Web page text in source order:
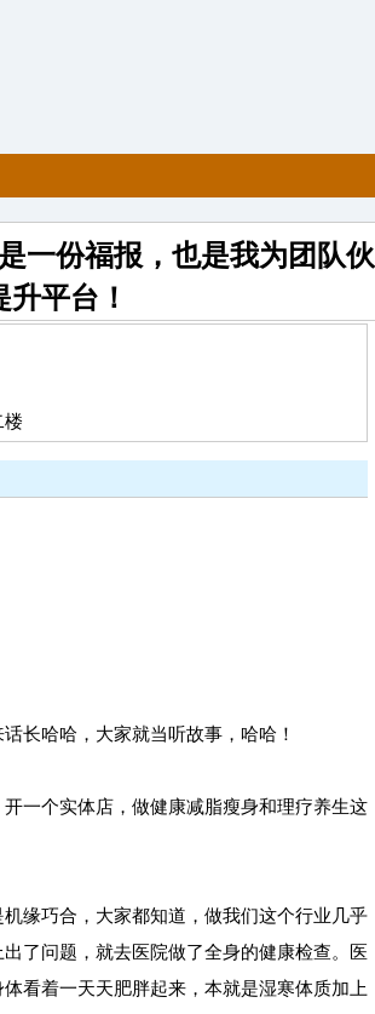
一份福报，也是我为团队伙
平台！
楼
长哈哈，大家就当听故事，哈哈！
一个实体店，做健康减脂瘦身和理疗养生这
缘巧合，大家都知道，做我们这个行业几乎
了问题，就去医院做了全身的健康检查。医
看着一天天肥胖起来，本就是湿寒体质加上